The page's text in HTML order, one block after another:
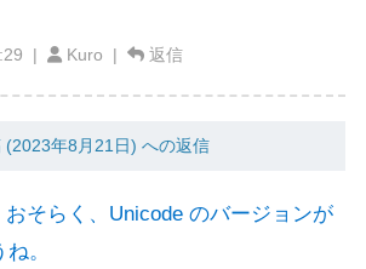
| Kuro | 返信
(2023年8月21日) への返信
そらく、Unicode のバージョンが
。